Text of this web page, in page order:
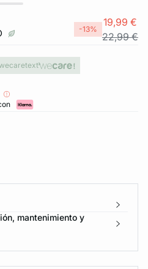
-13%
19,99 €
22,99 €
mantenimiento y